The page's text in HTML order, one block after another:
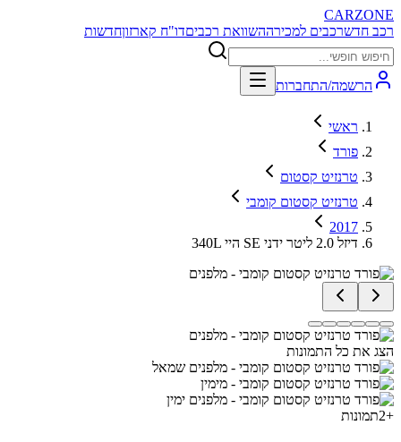
CARZONE
רכב חדשרכבים למכירההשוואת רכביםדו"ח קארזוןחדשות
הרשמה/התחברות
ראשי
פורד
טרנזיט קסטום
טרנזיט קסטום קומבי
2017
340L היי SE דיזל 2.0 ליטר ידני
הצג את כל התמונות
+
2תמונות